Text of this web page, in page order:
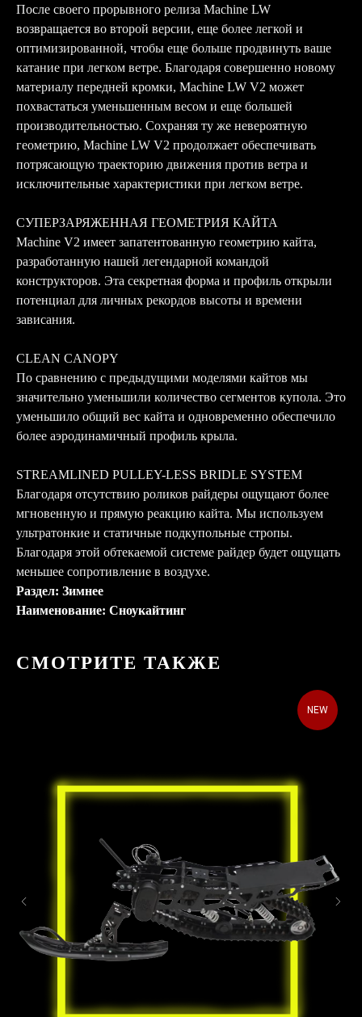
После своего прорывного релиза Machine LW
возвращается во второй версии, еще более легкой и
оптимизированной, чтобы еще больше продвинуть ваше
катание при легком ветре. Благодаря совершенно новому
материалу передней кромки, Machine LW V2 может
похвастаться уменьшенным весом и еще большей
производительностью. Сохраняя ту же невероятную
геометрию, Machine LW V2 продолжает обеспечивать
потрясающую траекторию движения против ветра и
исключительные характеристики при легком ветре.
СУПЕРЗАРЯЖЕННАЯ ГЕОМЕТРИЯ КАЙТА
Machine V2 имеет запатентованную геометрию кайта,
разработанную нашей легендарной командой
конструкторов. Эта секретная форма и профиль открыли
потенциал для личных рекордов высоты и времени
зависания.
CLEAN CANOPY
По сравнению с предыдущими моделями кайтов мы
значительно уменьшили количество сегментов купола. Это
уменьшило общий вес кайта и одновременно обеспечило
более аэродинамичный профиль крыла.
STREAMLINED PULLEY-LESS BRIDLE SYSTEM
Благодаря отсутствию роликов райдеры ощущают более
мгновенную и прямую реакцию кайта. Мы используем
ультратонкие и статичные подкупольные стропы.
Благодаря этой обтекаемой системе райдер будет ощущать
меньшее сопротивление в воздухе.
Раздел: Зимнее
Наименование: Сноукайтинг
СМОТРИТЕ ТАКЖЕ
NEW